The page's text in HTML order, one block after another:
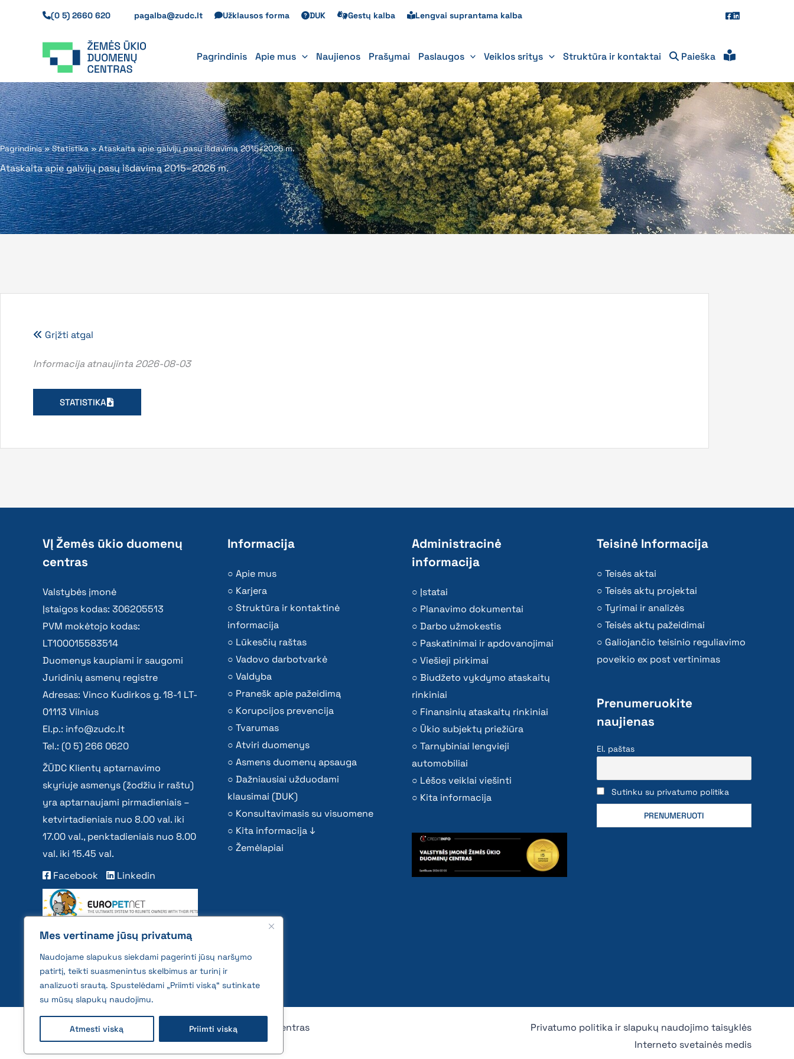
Mes vertiname jūsų privatumą
Naudojame slapukus siekdami pagerinti jūsų naršymo
patirtį, teikti suasmenintus skelbimus ar turinį ir
analizuoti srautą. Spustelėdami „Priimti viską“ sutinkate
su mūsų slapukų naudojimu.
Atmesti viską Priimti viską
(0 5) 2660 620 pagalba@zudc.lt Užklausos forma DUK Gestų kalba Lengvai suprantama kalba
Pagrindinis Apie mus Naujienos Prašymai Paslaugos Veiklos sritys Struktūra ir kontaktai Paieška
Pagrindinis»Statistika»Ataskaita apie galvijų pasų išdavimą 2015–2026 m.
Ataskaita apie galvijų pasų išdavimą 2015–2026 m.
Grįžti atgal
Informacija atnaujinta 2026-08-03
STATISTIKA
VĮ Žemės ūkio duomenų
centras
Valstybės įmonė
Įstaigos kodas: 306205513
PVM mokėtojo kodas:
LT100015583514
Duomenys kaupiami ir saugomi
Juridinių asmenų registre
Adresas: Vinco Kudirkos g. 18-1 LT-
01113 Vilnius
El.p.: info@zudc.lt
Tel.: (0 5) 266 0620
ŽŪDC Klientų aptarnavimo
skyriuje asmenys (žodžiu ir raštu)
yra aptarnaujami pirmadieniais –
ketvirtadieniais nuo 8.00 val. iki
17.00 val., penktadieniais nuo 8.00
val. iki 15.45 val.
Facebook
Linkedin
Informacija
Apie mus
Karjera
Struktūra ir kontaktinė
informacija
Lūkesčių raštas
Vadovo darbotvarkė
Valdyba
Pranešk apie pažeidimą
Korupcijos prevencija
Tvarumas
Atviri duomenys
Asmens duomenų apsauga
Dažniausiai užduodami
klausimai (DUK)
Konsultavimasis su visuomene
Kita informacija ↓
Žemėlapiai
Administracinė
informacija
Įstatai
Planavimo dokumentai
Darbo užmokestis
Paskatinimai ir apdovanojimai
Viešieji pirkimai
Biudžeto vykdymo ataskaitų
rinkiniai
Finansinių ataskaitų rinkiniai
Ūkio subjektų priežiūra
Tarnybiniai lengvieji
automobiliai
Lėšos veiklai viešinti
Kita informacija
Teisinė Informacija
Teisės aktai
Teisės aktų projektai
Tyrimai ir analizės
Teisės aktų pažeidimai
Galiojančio teisinio reguliavimo
poveikio ex post vertinimas
Prenumeruokite
naujienas
El. paštas
Sutinku su privatumo politika
2026 © All rights reserved | VĮ Žemės ūkio duomenų centras
Privatumo politika ir slapukų naudojimo taisyklės
Interneto svetainės medis